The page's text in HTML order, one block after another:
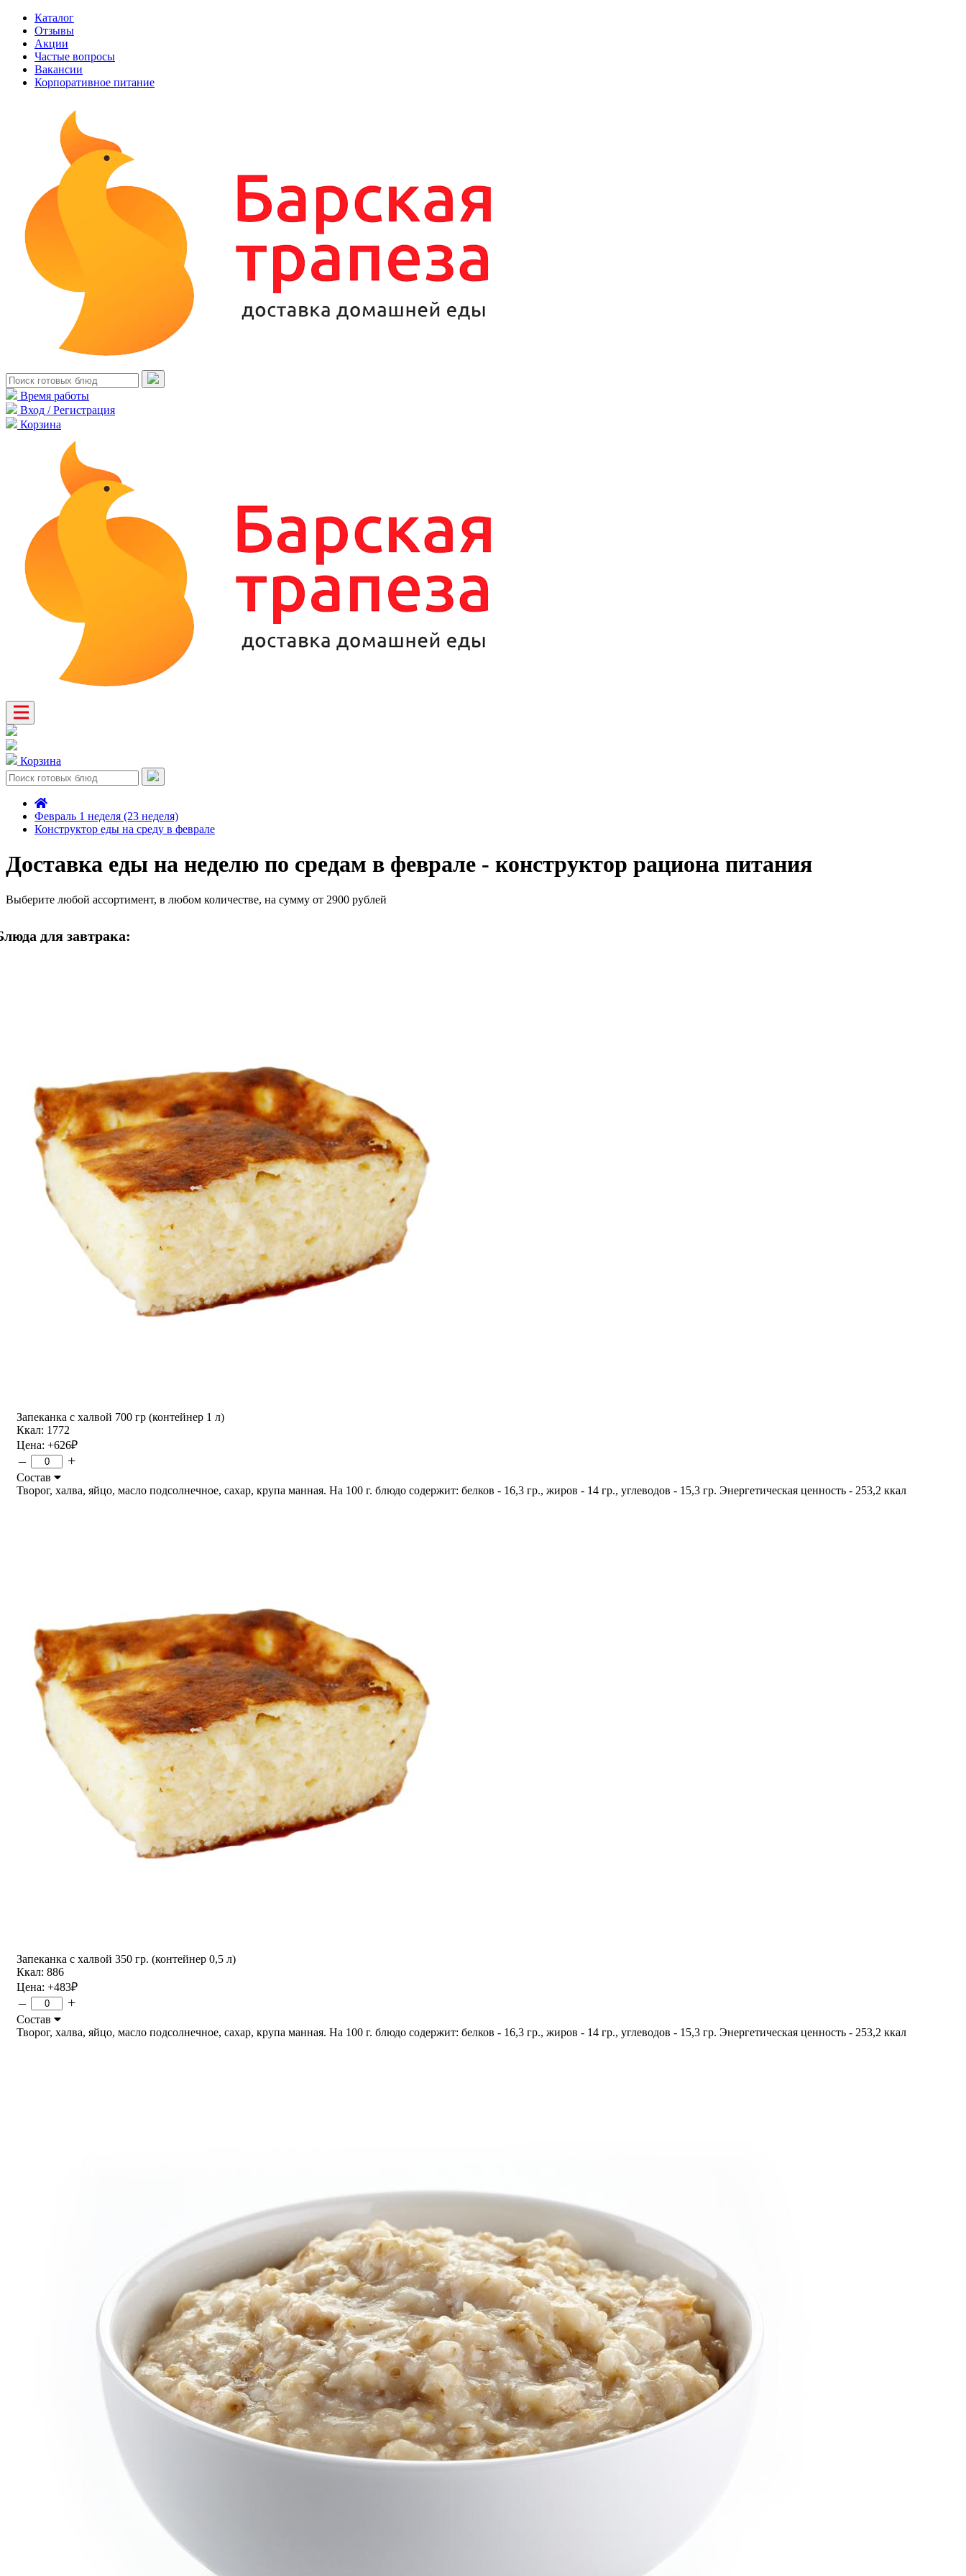
Каталог
Отзывы
Акции
Частые вопросы
Вакансии
Корпоративное питание
Время работы
Вход / Регистрация
Корзина
Корзина
Февраль 1 неделя (23 неделя)
Конструктор еды на среду в феврале
Доставка еды на неделю по средам в феврале - конструктор рациона питания
Выберите любой ассортимент, в любом количестве, на сумму от 2900 рублей
для завтрака:
Запеканка с халвой 700 гр (контейнер 1 л)
Ккал: 1772
Цена: +626₽
– +
Состав
Творог, халва, яйцо, масло подсолнечное, сахар, крупа манная. На 100 г. блюдо содержит: белков - 16,3 гр., жиров - 14 гр., углеводов - 15,3 гр. Энергетическая ценность - 253,2 ккал
Запеканка с халвой 350 гр. (контейнер 0,5 л)
Ккал: 886
Цена: +483₽
– +
Состав
Творог, халва, яйцо, масло подсолнечное, сахар, крупа манная. На 100 г. блюдо содержит: белков - 16,3 гр., жиров - 14 гр., углеводов - 15,3 гр. Энергетическая ценность - 253,2 ккал